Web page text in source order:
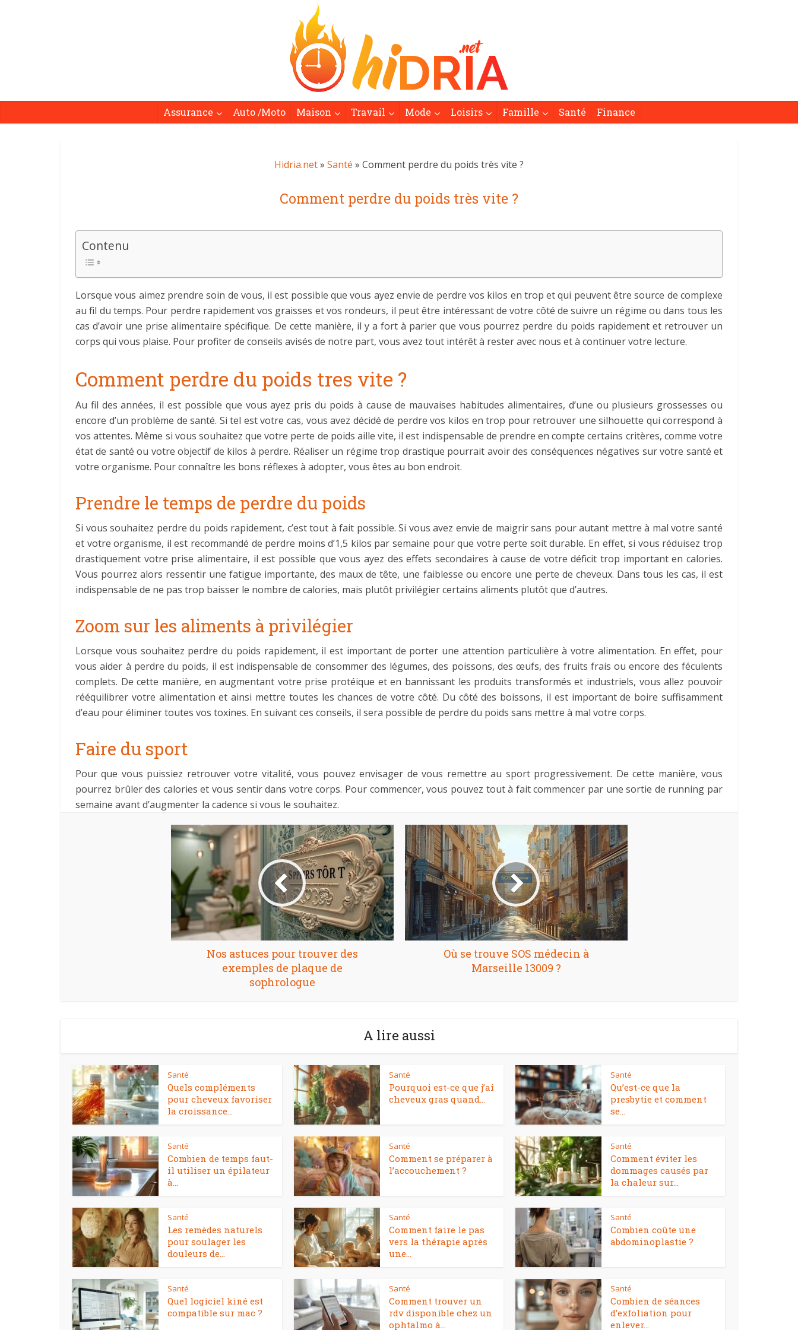
Assurance Auto /Moto Maison Travail Mode Loisirs Famille Santé Finance
Hidria.net» Santé » Comment perdre du poids très vite ?
Comment perdre du poids très vite ?
Contenu
Lorsque vous aimez prendre soin de vous, il est possible que vous ayez envie de perdre vos kilos en trop et qui peuvent être source de complexe
au fil du temps. Pour perdre rapidement vos graisses et vos rondeurs, il peut être intéressant de votre côté de suivre un régime ou dans tous les
cas d’avoir une prise alimentaire spécifique. De cette manière, il y a fort à parier que vous pourrez perdre du poids rapidement et retrouver un
corps qui vous plaise. Pour profiter de conseils avisés de notre part, vous avez tout intérêt à rester avec nous et à continuer votre lecture.
Comment perdre du poids tres vite ?
Au fil des années, il est possible que vous ayez pris du poids à cause de mauvaises habitudes alimentaires, d’une ou plusieurs grossesses ou
encore d’un problème de santé. Si tel est votre cas, vous avez décidé de perdre vos kilos en trop pour retrouver une silhouette qui correspond à
vos attentes. Même si vous souhaitez que votre perte de poids aille vite, il est indispensable de prendre en compte certains critères, comme votre
état de santé ou votre objectif de kilos à perdre. Réaliser un régime trop drastique pourrait avoir des conséquences négatives sur votre santé et
votre organisme. Pour connaître les bons réflexes à adopter, vous êtes au bon endroit.
Prendre le temps de perdre du poids
Si vous souhaitez perdre du poids rapidement, c’est tout à fait possible. Si vous avez envie de maigrir sans pour autant mettre à mal votre santé
et votre organisme, il est recommandé de perdre moins d’1,5 kilos par semaine pour que votre perte soit durable. En effet, si vous réduisez trop
drastiquement votre prise alimentaire, il est possible que vous ayez des effets secondaires à cause de votre déficit trop important en calories.
Vous pourrez alors ressentir une fatigue importante, des maux de tête, une faiblesse ou encore une perte de cheveux. Dans tous les cas, il est
indispensable de ne pas trop baisser le nombre de calories, mais plutôt privilégier certains aliments plutôt que d’autres.
Zoom sur les aliments à privilégier
Lorsque vous souhaitez perdre du poids rapidement, il est important de porter une attention particulière à votre alimentation. En effet, pour
vous aider à perdre du poids, il est indispensable de consommer des légumes, des poissons, des œufs, des fruits frais ou encore des féculents
complets. De cette manière, en augmentant votre prise protéique et en bannissant les produits transformés et industriels, vous allez pouvoir
rééquilibrer votre alimentation et ainsi mettre toutes les chances de votre côté. Du côté des boissons, il est important de boire suffisamment
d’eau pour éliminer toutes vos toxines. En suivant ces conseils, il sera possible de perdre du poids sans mettre à mal votre corps.
Faire du sport
Pour que vous puissiez retrouver votre vitalité, vous pouvez envisager de vous remettre au sport progressivement. De cette manière, vous
pourrez brûler des calories et vous sentir dans votre corps. Pour commencer, vous pouvez tout à fait commencer par une sortie de running par
semaine avant d’augmenter la cadence si vous le souhaitez.
Nos astuces pour trouver des
exemples de plaque de
sophrologue
Où se trouve SOS médecin à
Marseille 13009 ?
A lire aussi
Santé
Quels compléments
pour cheveux favoriser
la croissance...
Santé
Pourquoi est-ce que j’ai
cheveux gras quand...
Santé
Qu’est-ce que la
presbytie et comment
se...
Santé
Combien de temps faut-
il utiliser un épilateur
à...
Santé
Comment se préparer à
l’accouchement ?
Santé
Comment éviter les
dommages causés par
la chaleur sur...
Santé
Les remèdes naturels
pour soulager les
douleurs de...
Santé
Comment faire le pas
vers la thérapie après
une...
Santé
Combien coûte une
abdominoplastie ?
Santé
Quel logiciel kiné est
compatible sur mac ?
Santé
Comment trouver un
rdv disponible chez un
ophtalmo à...
Santé
Combien de séances
d’exfoliation pour
enlever...